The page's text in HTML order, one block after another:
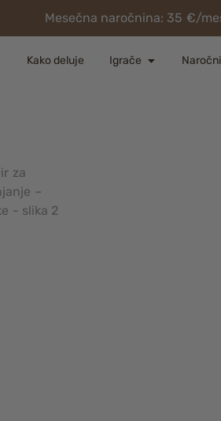
Mesečna naročnina: 35 €/
Kako deluje Igrače